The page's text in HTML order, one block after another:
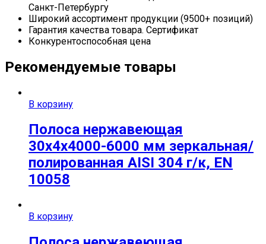
Санкт-Петербургу
Широкий ассортимент продукции (9500+ позиций)
Гарантия качества товара. Сертификат
Конкурентоспособная цена
Рекомендуемые товары
В корзину
Полоса нержавеющая
30х4х4000-6000 мм зеркальная/
полированная AISI 304 г/к, EN
10058
В корзину